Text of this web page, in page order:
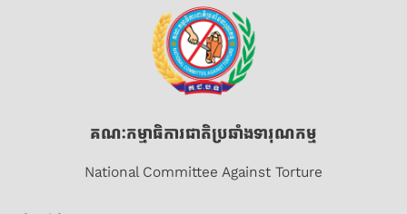
គណៈកម្មាធិការជាតិប្រឆាំងទារុណកម្ម
National Committee Against Torture